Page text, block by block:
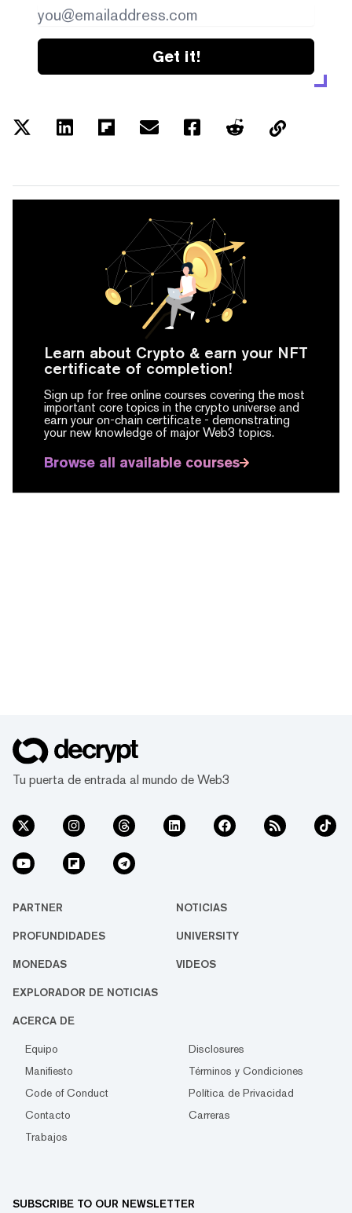
Get it!
Learn about Crypto & earn your NFT
certificate of completion!
Sign up for free online courses covering the most
important core topics in the crypto universe and
earn your on-chain certificate - demonstrating
your new knowledge of major Web3 topics.
Browse all available courses
Tu puerta de entrada al mundo de Web3
PARTNER NOTICIAS
PROFUNDIDADES UNIVERSITY
MONEDAS VIDEOS
EXPLORADOR DE NOTICIAS
ACERCA DE
Equipo
Disclosures
Manifiesto
Términos y Condiciones
Code of Conduct
Política de Privacidad
Contacto
Carreras
Trabajos
SUBSCRIBE TO OUR NEWSLETTER